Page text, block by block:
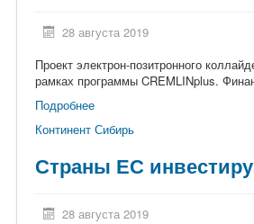
28 августа 2019
Проект электрон-позитронного
рамках программы CREMLINplus.
Подробнее
Континент Сибирь
Страны ЕС
28 августа 2019